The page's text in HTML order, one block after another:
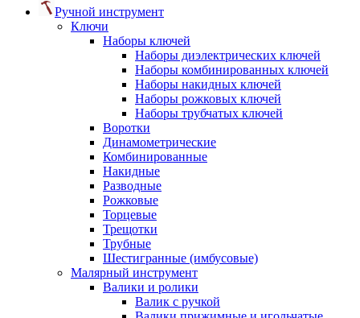
Ручной инструмент
Ключи
Наборы ключей
Наборы диэлектрических ключей
Наборы комбинированных ключей
Наборы накидных ключей
Наборы рожковых ключей
Наборы трубчатых ключей
Воротки
Динамометрические
Комбинированные
Накидные
Разводные
Рожковые
Торцевые
Трещотки
Трубные
Шестигранные (имбусовые)
Малярный инструмент
Валики и ролики
Валик с ручкой